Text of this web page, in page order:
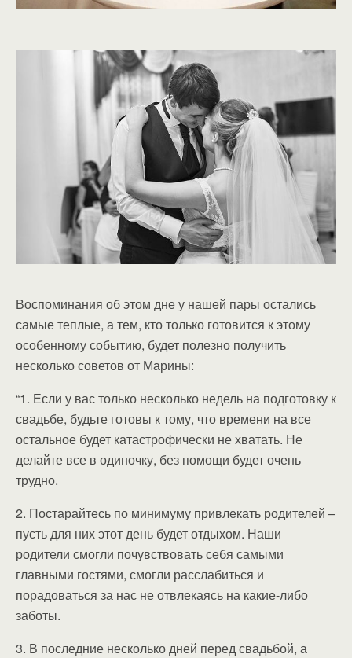
Воспоминания об этом дне у нашей пары остались
самые теплые, а тем, кто только готовится к этому
особенному событию, будет полезно получить
несколько советов от Марины:
“1. Если у вас только несколько недель на подготовку к
свадьбе, будьте готовы к тому, что времени на все
остальное будет катастрофически не хватать. Не
делайте все в одиночку, без помощи будет очень
трудно.
2. Постарайтесь по минимуму привлекать родителей –
пусть для них этот день будет отдыхом. Наши
родители смогли почувствовать себя самыми
главными гостями, смогли расслабиться и
порадоваться за нас не отвлекаясь на какие-либо
заботы.
3. В последние несколько дней перед свадьбой, а